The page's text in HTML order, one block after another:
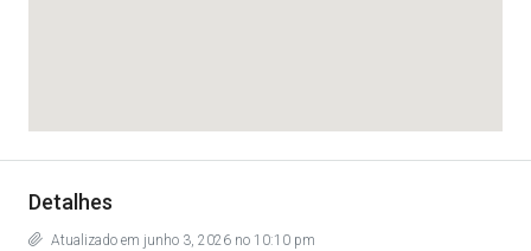
Detalhes
Atualizado em junho 3, 2026 no 10:10 pm